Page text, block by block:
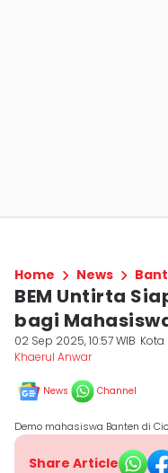
Home News
BEM Untirta
bagi
02 Sep 2025, 10:57 WIB Kota
Khaerul Anwar
News Channel
Demo mahasiswa Banten di
Share Article